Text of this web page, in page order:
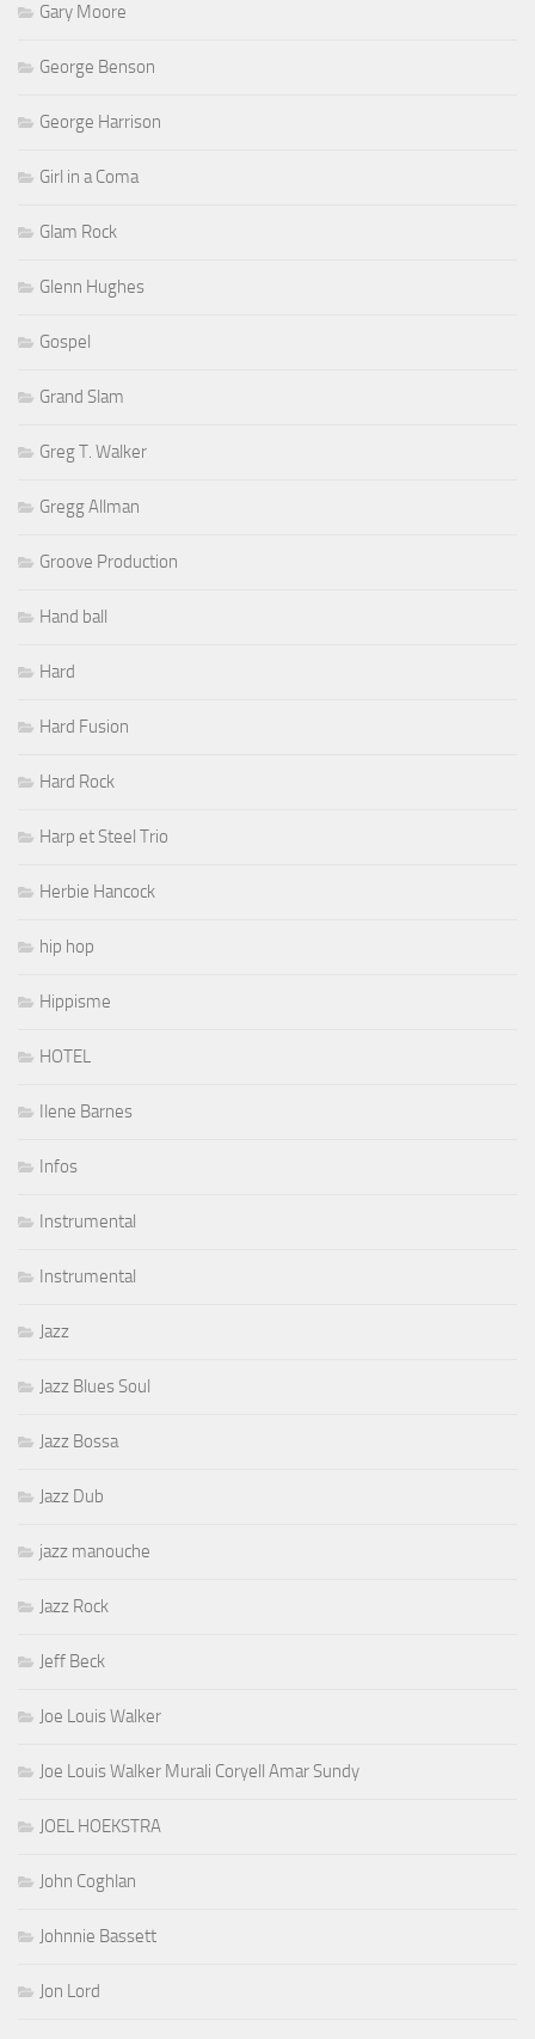
Gary Moore
George Benson
George Harrison
Girl in a Coma
Glam Rock
Glenn Hughes
Gospel
Grand Slam
Greg T. Walker
Gregg Allman
Groove Production
Hand ball
Hard
Hard Fusion
Hard Rock
Harp et Steel Trio
Herbie Hancock
hip hop
Hippisme
HOTEL
Ilene Barnes
Infos
Instrumental
Instrumental
Jazz
Jazz Blues Soul
Jazz Bossa
Jazz Dub
jazz manouche
Jazz Rock
Jeff Beck
Joe Louis Walker
Joe Louis Walker Murali Coryell Amar Sundy
JOEL HOEKSTRA
John Coghlan
Johnnie Bassett
Jon Lord